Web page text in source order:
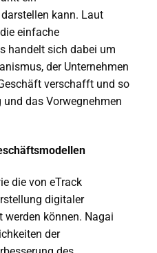
kann. Laut
einfache
handelt sich dabei um
der Unternehmen
verschafft und so
das Vorwegnehmen
die von eTrack
digitaler
können. Nagai
der